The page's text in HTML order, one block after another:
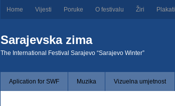
Home Vijesti Poruke O festivalu Žiri Plakati
Sarajevska zima
The International Festival Sarajevo “Sarajevo Winter”
Aplication for SWF Muzika Vizuelna umjetnost